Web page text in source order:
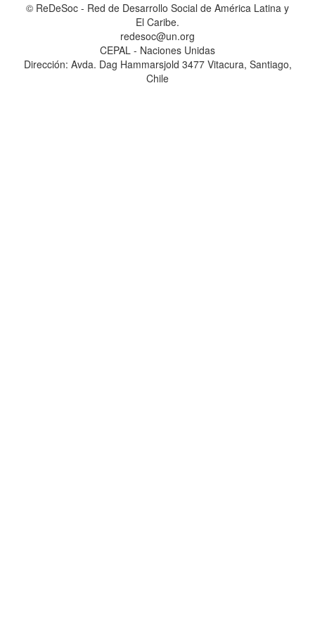
© ReDeSoc - Red de Desarrollo Social de América Latina y
El Caribe.
redesoc@un.org
CEPAL - Naciones Unidas
Dirección: Avda. Dag Hammarsjold 3477 Vitacura, Santiago,
Chile